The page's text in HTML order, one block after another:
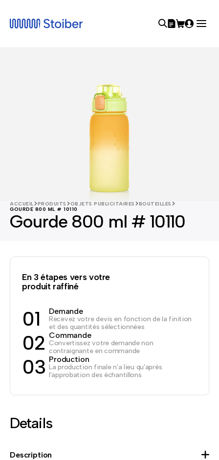
ACCUEIL PRODUITS OBJETS PUBLICITAIRES
BOUTEILLES
GOURDE 800 ML # 10110
Gourde 800 ml # 10110
En 3 étapes vers votre
produit raffiné
01 Demande
Recevez votre devis en fonction de la finition
et des quantités sélectionnées
02 Commande
Convertissez votre demande non
contraignante en commande
03 Production
La production finale n'a lieu qu'après
l'approbation des échantillons
Details
Description